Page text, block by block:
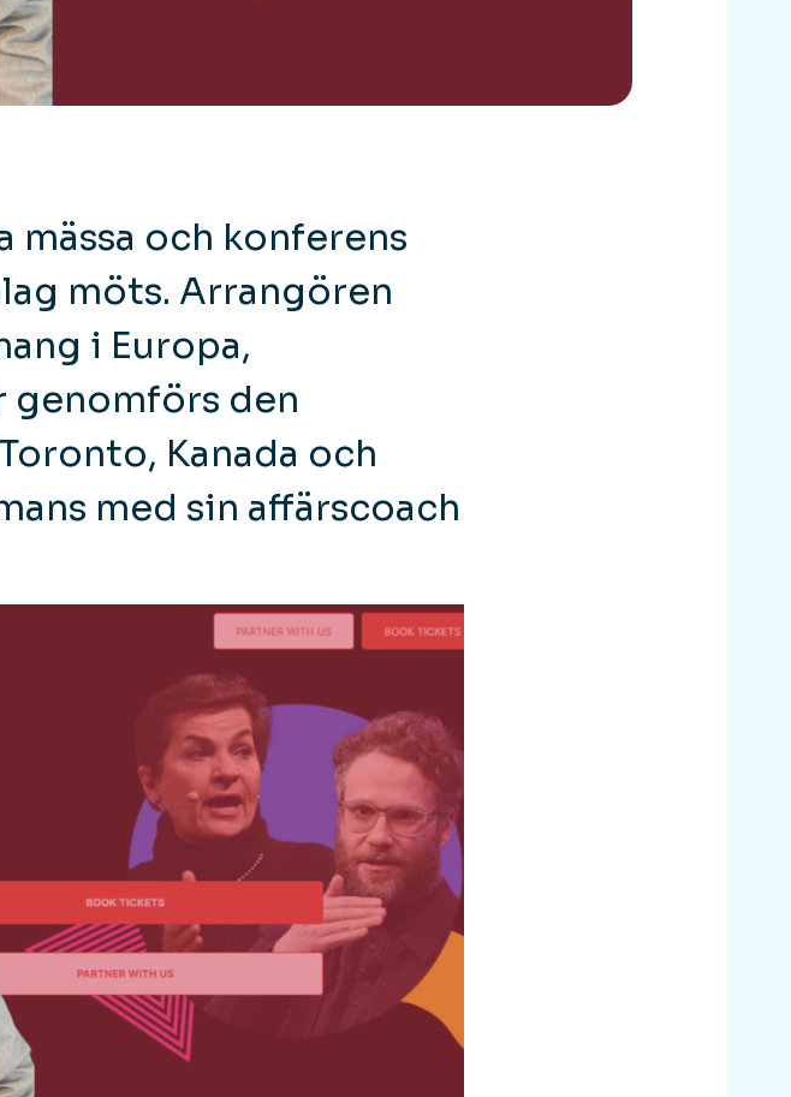
mässa och konferens
möts. Arrangören
i Europa,
genomförs den
Kanada och
med sin affärscoach